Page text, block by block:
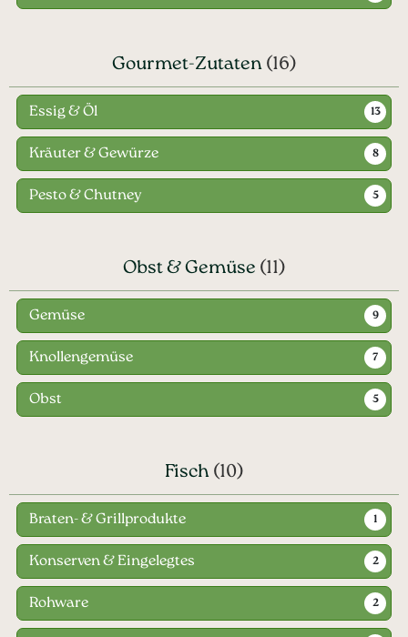
Gourmet-Zutaten (16)
Essig & Öl 13
Kräuter & Gewürze 8
Pesto & Chutney 5
Obst & Gemüse (11)
Gemüse 9
Knollengemüse 7
Obst 5
Fisch (10)
Braten- & Grillprodukte 1
Konserven & Eingelegtes 2
Rohware 2